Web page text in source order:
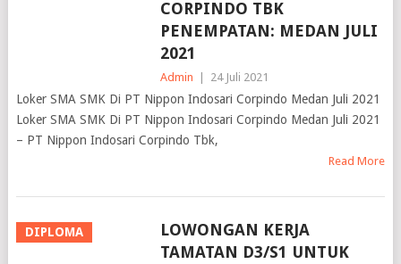
PENEMPATAN: MEDAN JULI
2021
Admin
Loker SMA SMK Di PT Nippon Indosari Corpindo Medan Juli 2021
Loker SMA SMK Di PT Nippon Indosari Corpindo Medan Juli 2021
– PT Nippon Indosari Corpindo Tbk,
TAMATAN D3/S1 UNTUK
POSISI: MANDOR TEKNIK,